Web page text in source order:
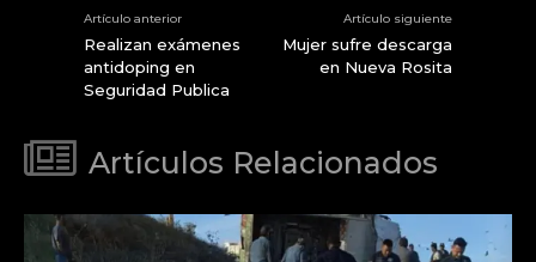
Artículo anterior
Realizan exámenes
antidoping en
Seguridad Publica
Artículo siguiente
Mujer sufre descarga
en Nueva Rosita
Artículos Relacionados